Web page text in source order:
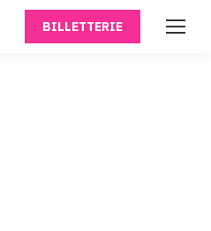
BILLETTERIE